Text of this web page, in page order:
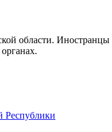
области. Иностранцы
Республики